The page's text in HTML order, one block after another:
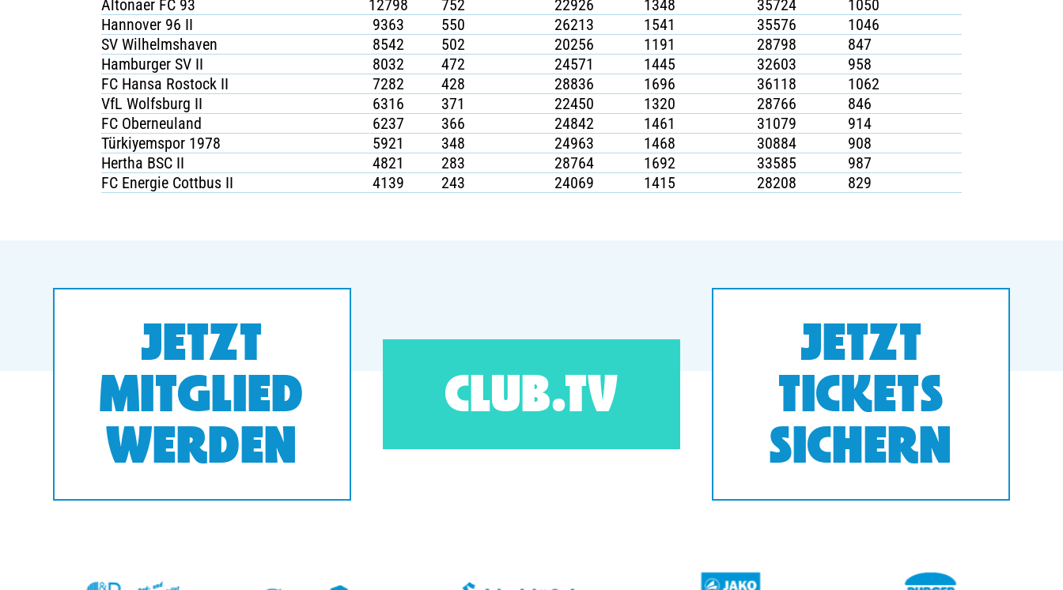
Altonaer FC 93
12798 752 22926 1348 35724
1050
Hannover 96 II
9363 550 26213 1541 35576
1046
SV Wilhelmshaven
8542 502 20256 1191 28798
847
Hamburger SV II
8032 472 24571 1445 32603
958
FC Hansa Rostock II
7282 428 28836 1696 36118
1062
VfL Wolfsburg II
6316 371 22450 1320 28766
846
FC Oberneuland
6237 366 24842 1461 31079
914
Türkiyemspor 1978
5921 348 24963 1468 30884
908
Hertha BSC II
4821 283 28764 1692 33585
987
FC Energie Cottbus II
4139 243 24069 1415 28208 829
JETZT
MITGLIED
WERDEN
CLUB.TV
JETZT
TICKETS
SICHERN